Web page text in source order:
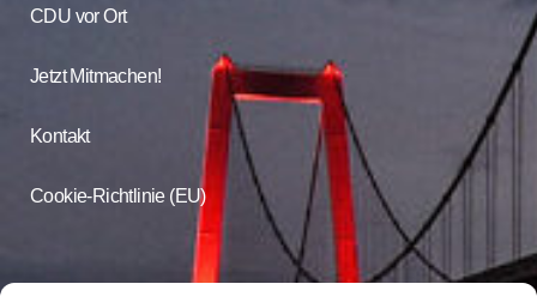
CDU vor Ort
Jetzt Mitmachen!
Kontakt
Cookie-Richtlinie (EU)